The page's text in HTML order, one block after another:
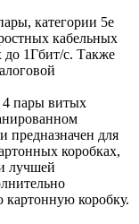
категории 5e
кабельных
до 1Гбит/c. Также
4 пары витых
предназначен для
коробках,
лучшей
коробку.